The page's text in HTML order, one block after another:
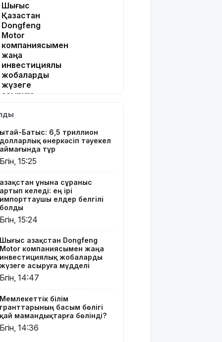
Шығыс
Қазақстан
Dongfeng
Motor
компаниясымен
жаңа
инвестициялық
жобаларды
жүзеге
асыруға
білім
гранттарының
басым
бөлігі қай
бөлінді?
Қуандық
Бишімбаевтың
анасы
келінінен
25 млн
теңге
өндіріп
алмақ
Іздеуде
жүрген
блогер
Қайсар
Қытай-Батыс: 6,5 триллион
долларлық өнеркәсіп тәуекел
аймағында тұр
Бүгін, 15:25
Қазақстан ұнына сұраныс
артып келеді: ең ірі
импорттаушы елдер белгілі
болды
Бүгін, 15:24
Шығыс Қазақстан Dongfeng
Motor компаниясымен жаңа
инвестициялық жобаларды
жүзеге асыруға мүдделі
Бүгін, 14:47
Мемлекеттік білім
гранттарының басым бөлігі
қай мамандықтарға бөлінді?
Бүгін, 14:36